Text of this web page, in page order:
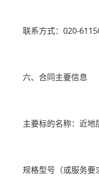
联系方式： 020-
六、合同主要信息
主要标的名称：近
规格型号（或服务要